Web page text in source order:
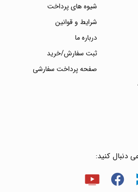
شیوه های پرداخت
شرایط و قوانین
درباره ما
ثبت سفارش/خرید
صفحه پرداخت سفارشی
دنبال کنید: